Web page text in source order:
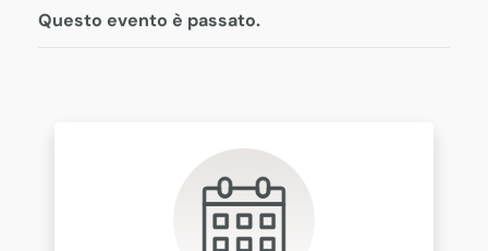
Questo evento è passato.